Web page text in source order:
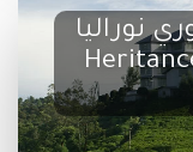
نوراليا